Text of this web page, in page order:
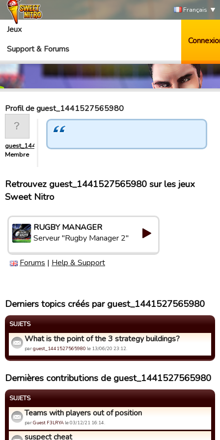
Français
Jeux
Support & Forums
Profil de guest_1441527565980
guest_1441527565980
Membre
Retrouvez guest_1441527565980 sur les jeux
Sweet Nitro
RUGBY MANAGER
Serveur "Rugby Manager 2"
Forums | Help & Support
Derniers topics créés par guest_1441527565980
SUJETS
What is the point of the 3 strategy buildings?
parguest_1441527565980 le 13/06/20 23:12.
Dernières contributions de guest_1441527565980
SUJETS
Teams with players out of position
parGuest F3LRYA le 03/12/21 16:14.
suspect cheat